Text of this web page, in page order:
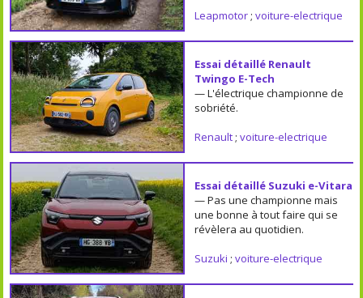
Leapmotor; voiture-electrique
Essai détaillé Renault
Twingo E-Tech
— L'électrique championne de
sobriété.
Renault; voiture-electrique
Essai détaillé Suzuki e-Vitara
— Pas une championne mais
une bonne à tout faire qui se
révèlera au quotidien.
Suzuki ; voiture-electrique